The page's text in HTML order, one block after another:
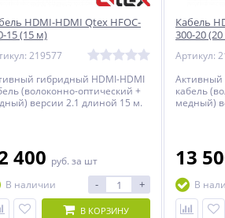
HDMI-HDMI Qtex HFOC-
15 (15 м)
219577
гибридный HDMI-HDMI
(волоконно-оптический +
версии 2.1 длиной 15 м.
400 руб. за шт
В наличии
- +
В КОРЗИНУ
Кабель
300-20
Артикул:
Активный
кабель
медный)
13
В